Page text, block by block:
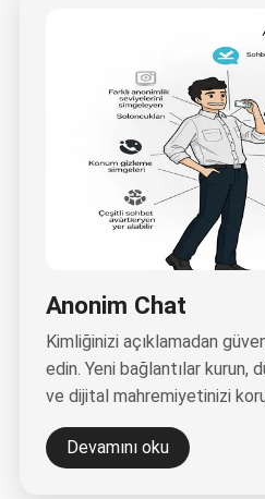
Anonim Chat
Kimliğinizi açıklamadan
edin. Yeni bağlantılar kurun,
ve dijital mahremiyetinizi
Devamını oku